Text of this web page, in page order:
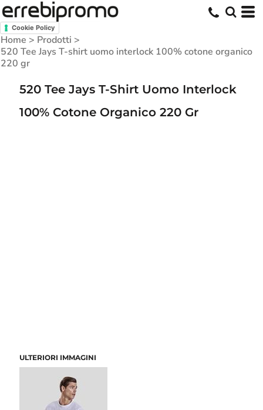
Cookie Policy
Home > Prodotti >
520 Tee Jays T-shirt uomo interlock 100% cotone organico
220 gr
520 Tee Jays T-Shirt Uomo Interlock
100% Cotone Organico 220 Gr
ULTERIORI IMMAGINI